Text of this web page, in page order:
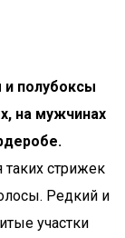
и полубоксы
на мужчинах
таких стрижек
Редкий и
участки